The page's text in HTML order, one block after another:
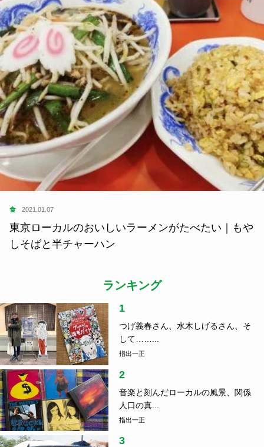
食 2021.01.07
東京ローカルのおいしいラーメンがたべたい｜もや
しそばと半チャーハン
ランキング
1
つげ義春さん、水木しげるさん、そ
して……...
指出一正
2
音楽と刻んだローカルの風景、関係
人口の真...
指出一正
3